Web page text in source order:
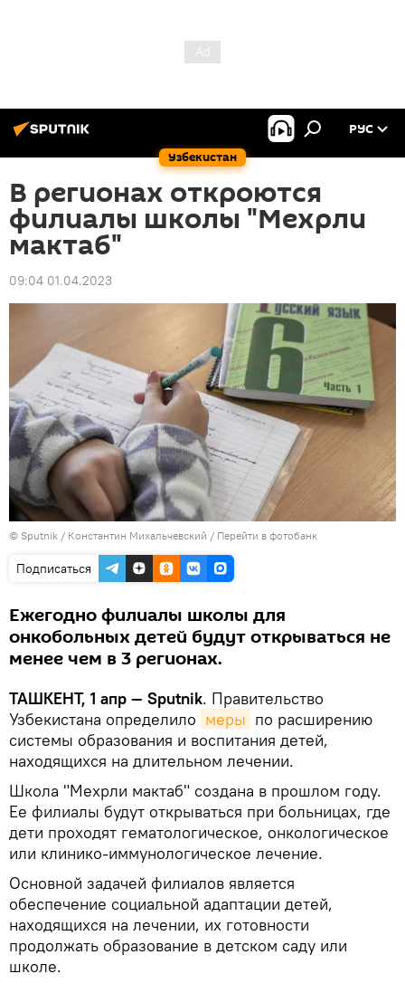
Узбекистан
РУС
В регионах откроются
филиалы школы "Мехрли
мактаб"
09:04 01.04.2023
© Sputnik / Константин Михальчевский / Перейти в фотобанк
Подписаться
Ежегодно филиалы школы для
онкобольных детей будут открываться не
менее чем в 3 регионах.
ТАШКЕНТ, 1 апр — Sputnik. Правительство
Узбекистана определило меры по расширению
системы образования и воспитания детей,
находящихся на длительном лечении.
Школа "Мехрли мактаб" создана в прошлом году.
Ее филиалы будут открываться при больницах, где
дети проходят гематологическое, онкологическое
или клинико-иммунологическое лечение.
Основной задачей филиалов является
обеспечение социальной адаптации детей,
находящихся на лечении, их готовности
продолжать образование в детском саду или
школе.